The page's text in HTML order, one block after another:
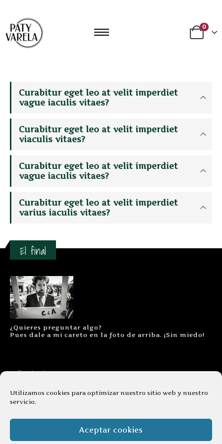
Utilizamos cookies para optimizar nuestro sitio web y nuestro
servicio.
Aceptar cookies
0
Curabitur eget leo at velit imperdiet
vague iaculis vitaes?
Curabitur eget leo at velit imperdiet
viaculis vitaes?
Curabitur eget leo at velit imperdiet
vague iaculis vitaes?
Curabitur eget leo at velit imperdiet
varius iaculis vitaes?
El final
¿Quieres preguntar algo?
Pues dale a mi careto en la foto de arriba. ¡Sin miedo!
Contacto
Aviso legal